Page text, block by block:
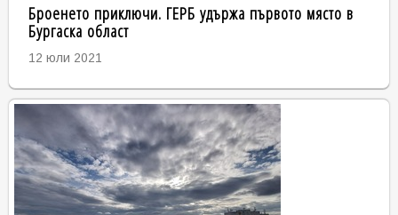
Броенето приключи. ГЕРБ удържа първото място в
Бургаска област
12 юли 2021